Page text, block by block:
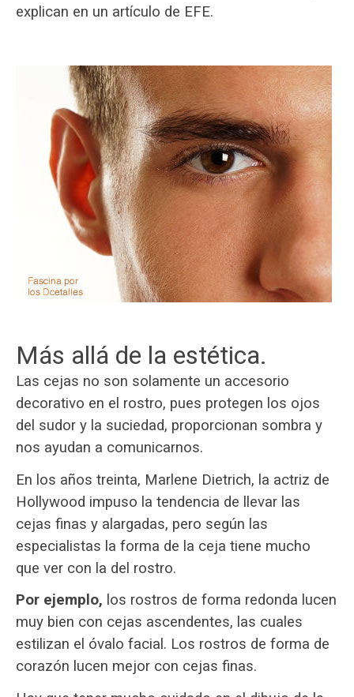
explican en un artículo de EFE.
Más allá de la estética.
Las cejas no son solamente un accesorio
decorativo en el rostro, pues protegen los ojos
del sudor y la suciedad, proporcionan sombra y
nos ayudan a comunicarnos.
En los años treinta, Marlene Dietrich, la actriz de
Hollywood impuso la tendencia de llevar las
cejas finas y alargadas, pero según las
especialistas la forma de la ceja tiene mucho
que ver con la del rostro.
Por ejemplo, los rostros de forma redonda lucen
muy bien con cejas ascendentes, las cuales
estilizan el óvalo facial. Los rostros de forma de
corazón lucen mejor con cejas finas.